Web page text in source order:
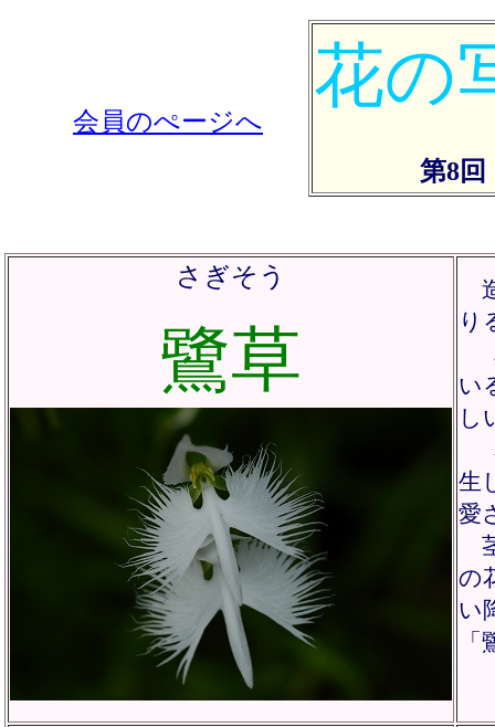
花の
第8回
さぎそう
鷺草
り
い
し
生
愛
の
い
会員のぺージへ